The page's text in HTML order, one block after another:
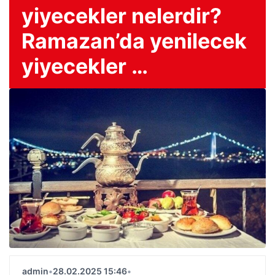
yiyecekler nelerdir?
Ramazan’da yenilecek
yiyecekler …
admin•28.02.2025 15:46•